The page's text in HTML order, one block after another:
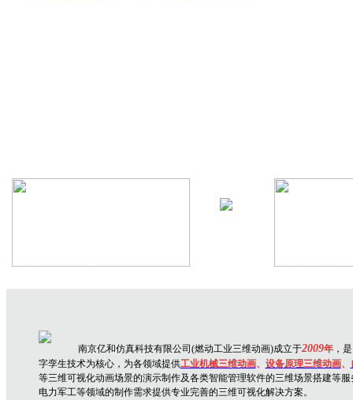
南京亿和仿真科技有限公司(燃动工业三维动画)成立于2009年，
字孪生技术为核心，为各领域提供工业机械三维动画、 设备原理三维动画、
等三维可视化动画场景的演示制作及各类智能管理软件的三维场景搭建等
电力军工等领域的制作需求提供专业完善的三维可视化解决方案。